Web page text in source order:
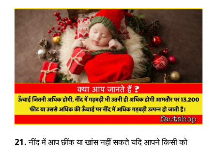
21.नींद में आप छींक या खांस नहीं सकते यदि आपने किसी को